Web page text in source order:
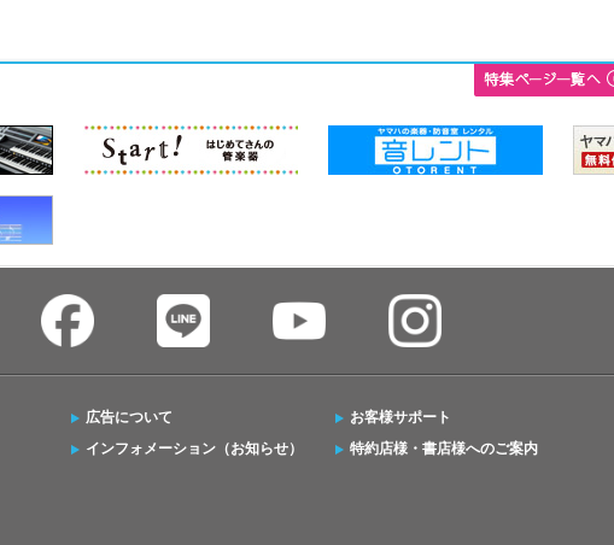
広告について
インフォメーション（お知らせ）
お客様サポート
特約店様・書店様へのご案内